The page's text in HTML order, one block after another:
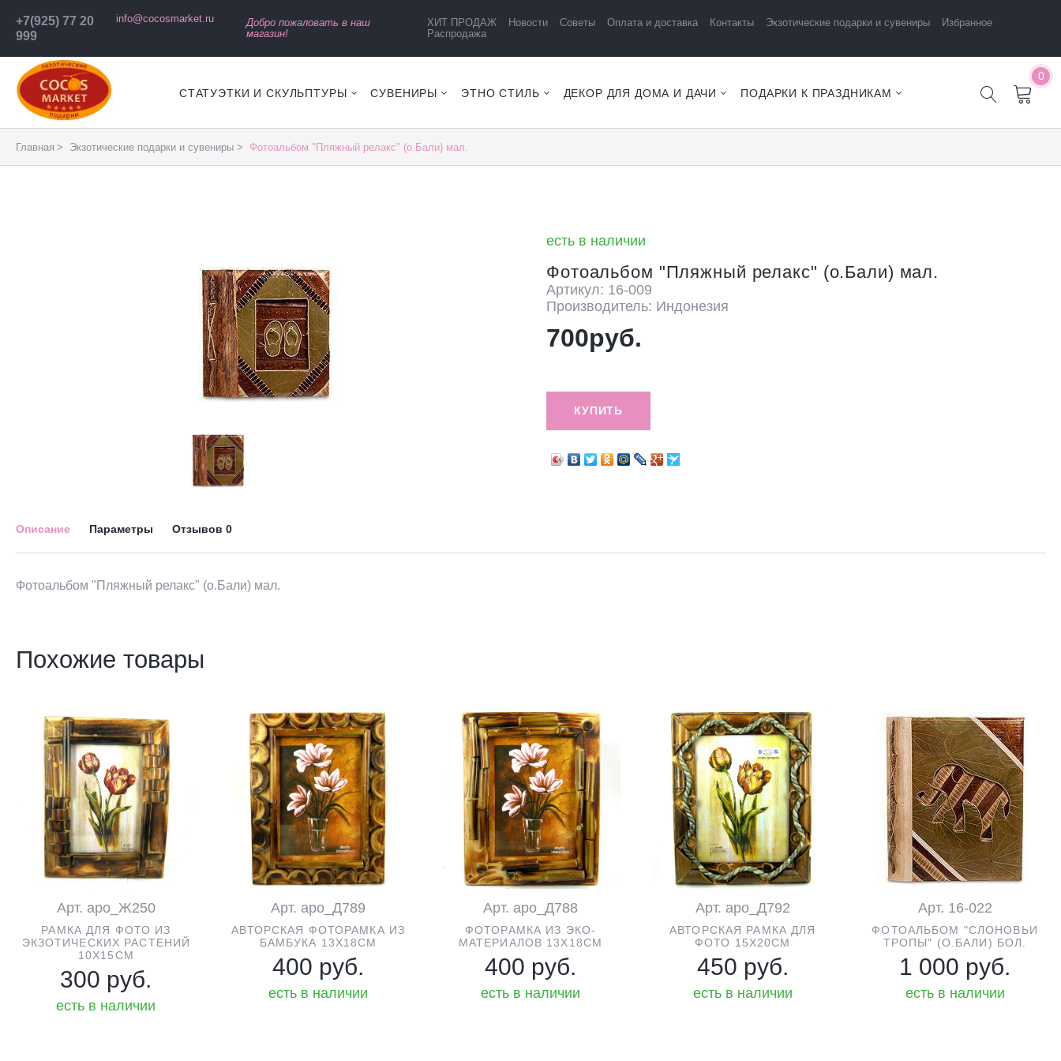
+7(925) 77 20
999
info@cocosmarket.ru
Добро пожаловать в наш
магазин!
ХИТ ПРОДАЖ Новости Советы Оплата и доставка Контакты Экзотические подарки и сувениры
Избранное
Распродажа
СТАТУЭТКИ И СКУЛЬПТУРЫ СУВЕНИРЫ ЭТНО СТИЛЬ ДЕКОР ДЛЯ ДОМА И ДАЧИ ПОДАРКИ К ПРАЗДНИКАМ
0
Главная Экзотические подарки и сувениры Фотоальбом "Пляжный релакс" (о.Бали) мал.
есть в наличии
Фотоальбом "Пляжный релакс" (о.Бали) мал.
Артикул: 16-009
Производитель: Индонезия
700руб.
КУПИТЬ
Описание
Фотоальбом "Пляжный релакс" (о.Бали) мал.
Параметры Отзывов 0
Похожие товары
Арт. аро_Ж250
РАМКА ДЛЯ ФОТО ИЗ
ЭКЗОТИЧЕСКИХ РАСТЕНИЙ
10Х15СМ
300 руб.
есть в наличии
Арт. аро_Д789
АВТОРСКАЯ ФОТОРАМКА ИЗ
БАМБУКА 13Х18СМ
400 руб.
есть в наличии
Арт. аро_Д788
ФОТОРАМКА ИЗ ЭКО-
МАТЕРИАЛОВ 13Х18СМ
400 руб.
есть в наличии
Арт. аро_Д792
АВТОРСКАЯ РАМКА ДЛЯ
ФОТО 15Х20СМ
450 руб.
есть в наличии
Арт. 16-022
ФОТОАЛЬБОМ "СЛОНОВЬИ
ТРОПЫ" (О.БАЛИ) БОЛ.
1 000 руб.
есть в наличии